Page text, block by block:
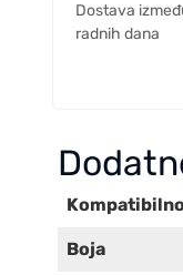
Dostava
radnih dana
Boja